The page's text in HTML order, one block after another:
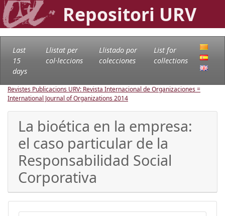
Repositori URV
Last
15
days
Llistat per
col·leccions
Llistado por
colecciones
List for
collections
Revistes Publicacions URV: Revista Internacional de Organizaciones =
International Journal of Organizations2014
La bioética en la empresa:
el caso particular de la
Responsabilidad Social
Corporativa